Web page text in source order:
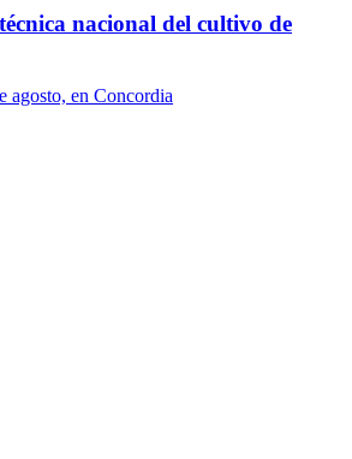
nacional del cultivo de
agosto, en Concordia